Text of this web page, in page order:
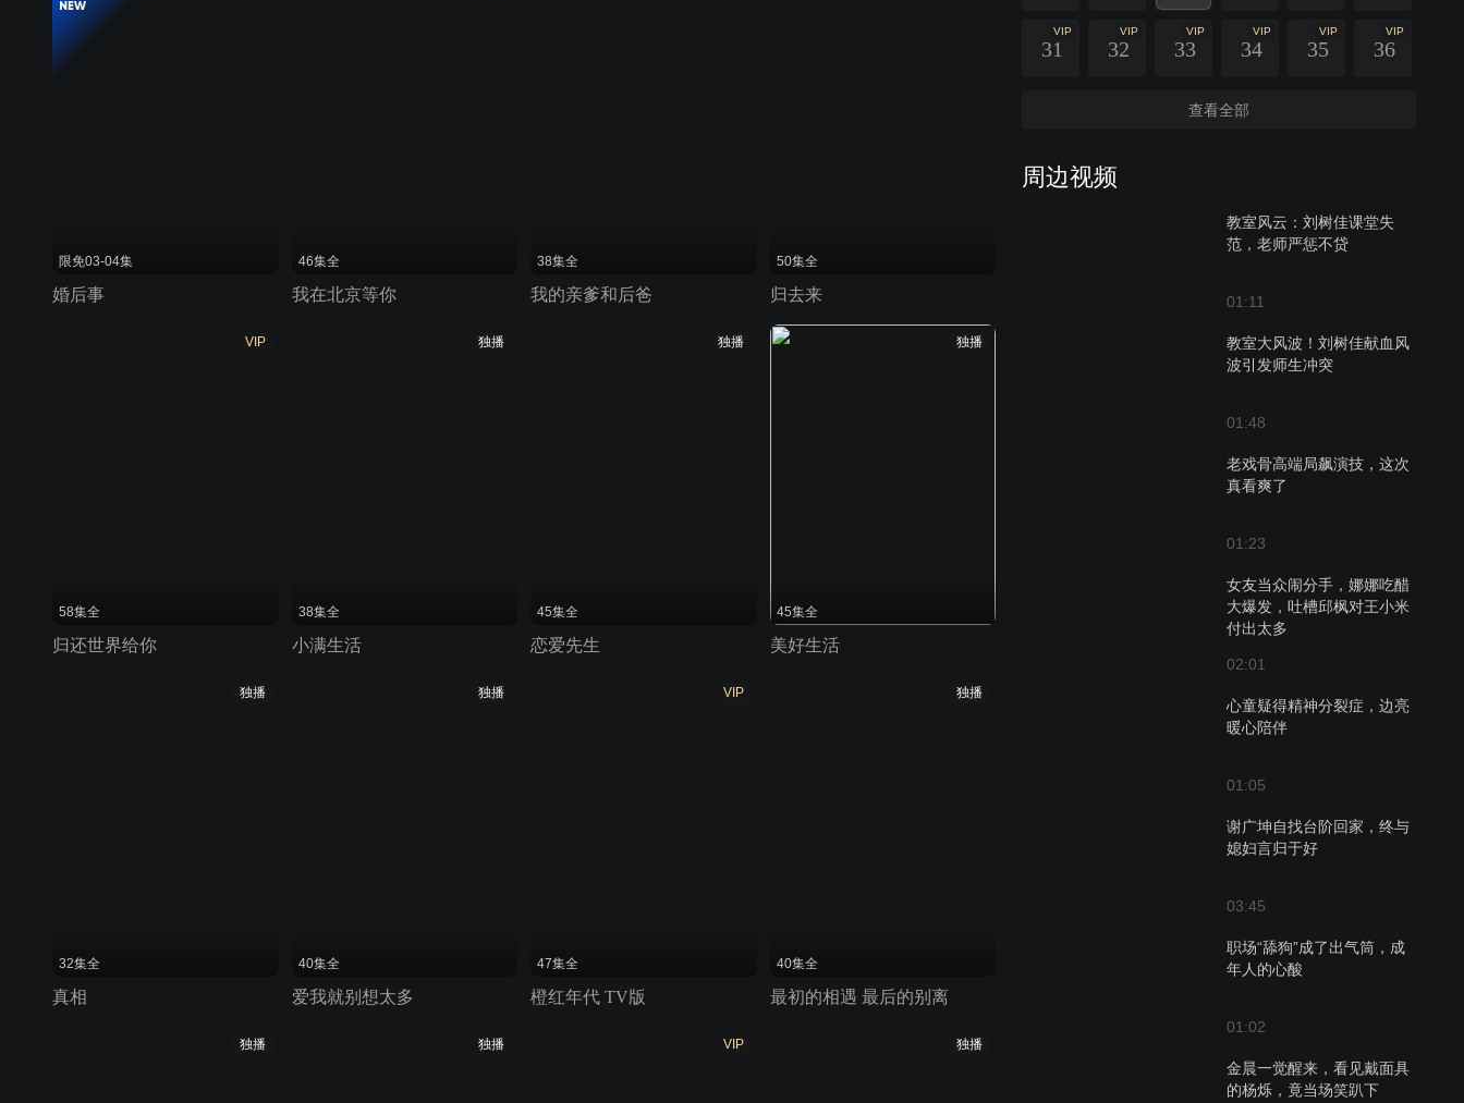
VIP
31
VIP
32
VIP
33
VIP
34
VIP
35
VIP
36
查看全部
周边视频
教室风云：刘树佳课堂失
范，老师严惩不贷
01:11
教室大风波！刘树佳献血风
波引发师生冲突
01:48
老戏骨高端局飙演技，这次
真看爽了
01:23
女友当众闹分手，娜娜吃醋
大爆发，吐槽邱枫对王小米
付出太多
02:01
心童疑得精神分裂症，边亮
暖心陪伴
01:05
谢广坤自找台阶回家，终与
媳妇言归于好
03:45
职场“舔狗”成了出气筒，成
年人的心酸
01:02
金晨一觉醒来，看见戴面具
的杨烁，竟当场笑趴下
限免03-04集
婚后事
46集全
我在北京等你
38集全
我的亲爹和后爸
50集全
归去来
VIP
58集全
归还世界给你
独播
38集全
小满生活
独播
45集全
恋爱先生
独播
45集全
美好生活
独播
32集全
真相
独播
40集全
爱我就别想太多
VIP
47集全
橙红年代 TV版
独播
40集全
最初的相遇 最后的别离
独播 独播 VIP 独播